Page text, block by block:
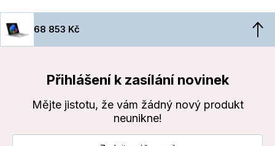
68 853 Kč
Přihlášení k zasílání novinek
Mějte jistotu, že vám žádný nový produkt
neunikne!